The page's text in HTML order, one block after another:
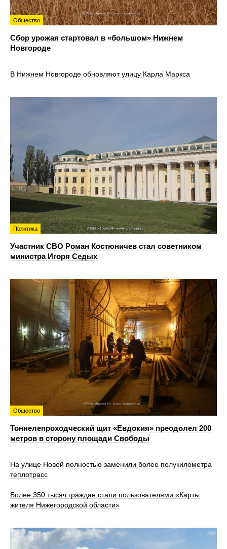
Общество
Сбор урожая стартовал в «большом» Нижнем
Новгороде
В Нижнем Новгороде обновляют улицу Карла Маркса
Политика
Участник СВО Роман Костюничев стал советником
министра Игоря Седых
Общество
Тоннелепроходческий щит «Евдокия» преодолел 200
метров в сторону площади Свободы
На улице Новой полностью заменили более полукилометра
теплотрасс
Более 350 тысяч граждан стали пользователями «Карты
жителя Нижегородской области»